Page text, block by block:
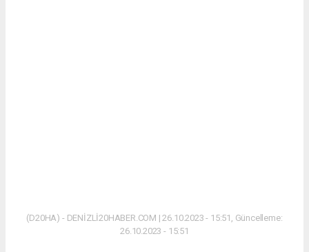
(D20HA) - DENİZLİ20HABER.COM | 26.10.2023 - 15:51, Güncelleme:
26.10.2023 - 15:51